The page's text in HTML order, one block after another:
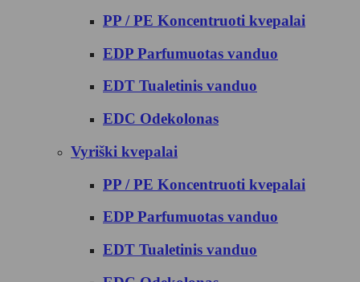
PP / PE Koncentruoti kvepalai
EDP Parfumuotas vanduo
EDT Tualetinis vanduo
EDC Odekolonas
Vyriški kvepalai
PP / PE Koncentruoti kvepalai
EDP Parfumuotas vanduo
EDT Tualetinis vanduo